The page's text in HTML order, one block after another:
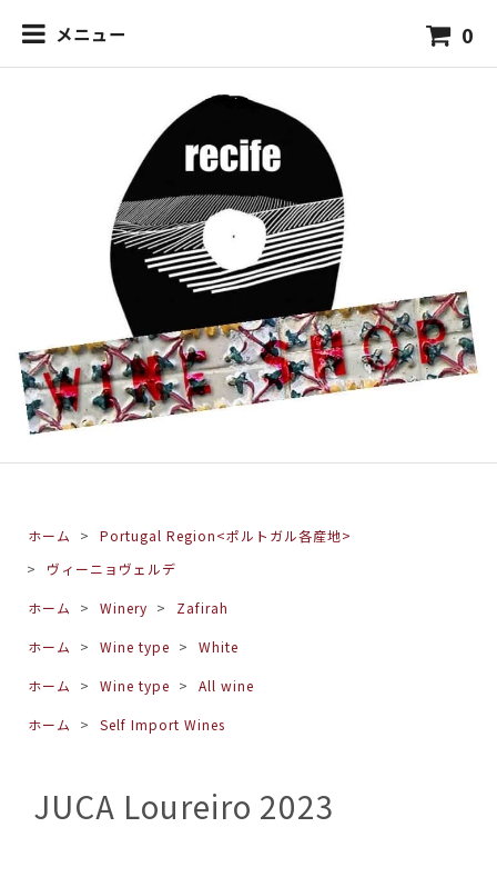
メニュー 0
ホーム >
Portugal Region<ポルトガル各産地>
>
ヴィーニョヴェルデ
ホーム > Winery > Zafirah
ホーム > Wine type > White
ホーム > Wine type > All wine
ホーム > Self Import Wines
JUCA Loureiro 2023